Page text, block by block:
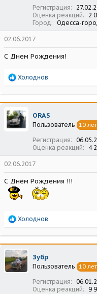
Регистрация
Оценка реакций
2
Город
Одесса-
02.06.2017
С Днем Рождения!
Р
а
к
ц
и
и
Холоднов
ORAS
Пользователь 10
Регистрация
Оценка реакций
4
02.06.2017
С Днём Рождения !!!
Р
а
к
ц
и
и
Холоднов
Зубр
Пользователь 10
Регистрация
Оценка реакций
9